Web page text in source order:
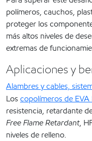
polímeros, cauchos,
proteger los
más altos niveles de
extremas de
Aplicaciones y
Alambres y cables,
Loscopolímeros de EVA
resistencia, retardante
Free Flame Retardant,
niveles de relleno.